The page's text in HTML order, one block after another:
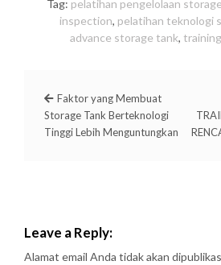
Tag: pelatihan pengelolaan
inspection, pelatihan teknologi
advance storage tank,
Faktor yang Membuat
Storage Tank Berteknologi
Tinggi Lebih Menguntungkan
Leave a Reply:
Alamat email Anda tidak akan